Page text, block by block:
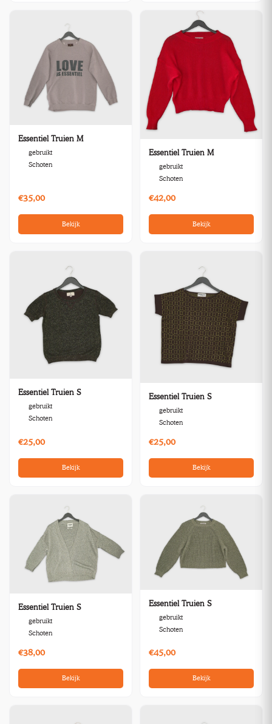
Essentiel Truien M
gebruikt
Schoten
€35,00
Bekijk
Essentiel Truien M
gebruikt
Schoten
€42,00
Bekijk
Essentiel Truien S
gebruikt
Schoten
€25,00
Bekijk
Essentiel Truien S
gebruikt
Schoten
€25,00
Bekijk
Essentiel Truien S
gebruikt
Schoten
€38,00
Bekijk
Essentiel Truien S
gebruikt
Schoten
€45,00
Bekijk